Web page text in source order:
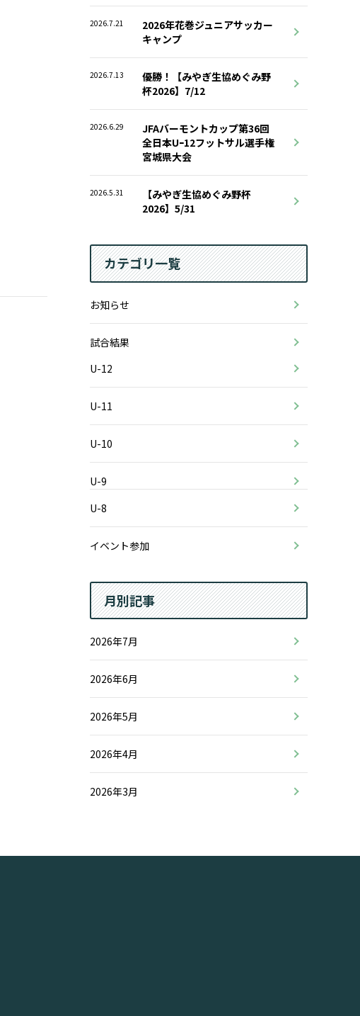
2026.7.21
2026年花巻ジュニアサッカー
キャンプ
2026.7.13
優勝！【みやぎ生協めぐみ野
杯2026】7/12
2026.6.29
JFAバーモントカップ第36回
全日本Uｰ12フットサル選手権
宮城県大会
2026.5.31
【みやぎ生協めぐみ野杯
2026】5/31
カテゴリ一覧
お知らせ
試合結果
U-12
U-11
U-10
U-9
U-8
イベント参加
月別記事
2026年7月
2026年6月
2026年5月
2026年4月
2026年3月